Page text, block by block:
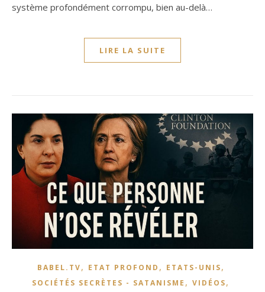
système profondément corrompu, bien au-delà…
LIRE LA SUITE
BABEL.TV, ETAT PROFOND , ETATS-UNIS,
SOCIÉTÉS SECRÈTES - SATANISME , VIDÉOS,